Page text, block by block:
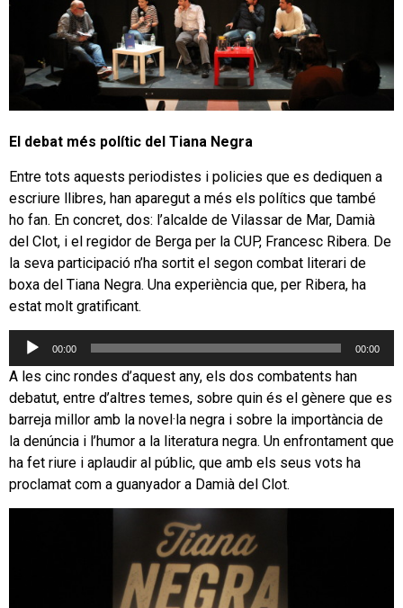
El debat més polític del Tiana Negra
Entre tots aquests periodistes i policies que es dediquen a
escriure llibres, han aparegut a més els polítics que també
ho fan. En concret, dos: l’alcalde de Vilassar de Mar, Damià
del Clot, i el regidor de Berga per la CUP, Francesc Ribera. De
la seva participació n’ha sortit el segon combat literari de
boxa del Tiana Negra. Una experiència que, per Ribera, ha
estat molt gratificant.
Reproductor
00:00 00:00
A les cinc rondes d’aquest any, els dos combatents han
debatut, entre d’altres temes, sobre quin és el gènere que es
barreja millor amb la novel·la negra i sobre la importància de
la denúncia i l’humor a la literatura negra. Un enfrontament que
ha fet riure i aplaudir al públic, que amb els seus vots ha
proclamat com a guanyador a Damià del Clot.